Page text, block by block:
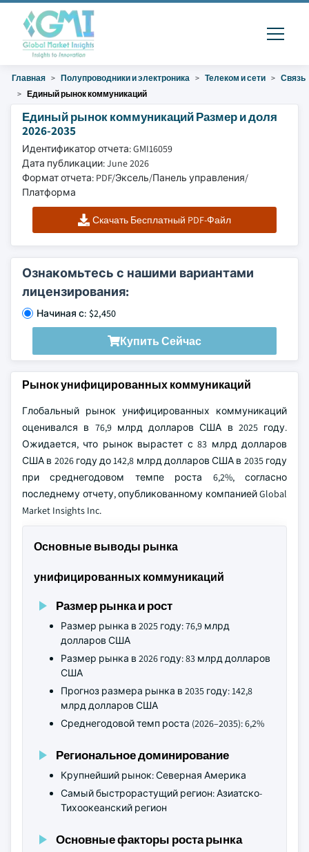
Главная Полупроводники и электроника Телеком и сети
Связь
Единый рынок коммуникаций
Единый рынок коммуникаций Размер и доля
2026-2035
Идентификатор отчета: GMI16059
Дата публикации: June 2026
Формат отчета: PDF/Эксель/Панель управления/
Платформа
Скачать Бесплатный PDF-Файл
Ознакомьтесь с нашими вариантами
лицензирования:
Начиная с: $2,450
Купить Сейчас
Рынок унифицированных коммуникаций
Глобальный рынок унифицированных коммуникаций
оценивался в 76,9 млрд долларов США в 2025 году.
Ожидается, что рынок вырастет с 83 млрд долларов
США в 2026 году до 142,8 млрд долларов США в 2035 году
при среднегодовом темпе роста 6,2%, согласно
последнему отчету, опубликованному компанией Global
Market Insights Inc.
Основные выводы рынка
унифицированных коммуникаций
Размер рынка и рост
Размер рынка в 2025 году: 76,9 млрд
долларов США
Размер рынка в 2026 году: 83 млрд долларов
США
Прогноз размера рынка в 2035 году: 142,8
млрд долларов США
Среднегодовой темп роста (2026–2035): 6,2%
Региональное доминирование
Крупнейший рынок: Северная Америка
Самый быстрорастущий регион: Азиатско-
Тихоокеанский регион
Основные факторы роста рынка